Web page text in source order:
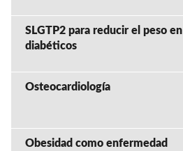
SLGTP2 para reducir el peso en
diabéticos
Osteocardiología
Obesidad como enfermedad